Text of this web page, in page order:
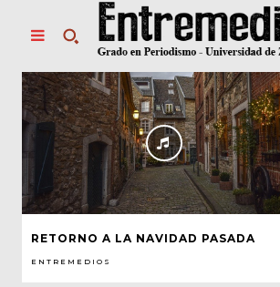
RETORNO A LA NAVIDAD PASADA
ENTREMEDIOS